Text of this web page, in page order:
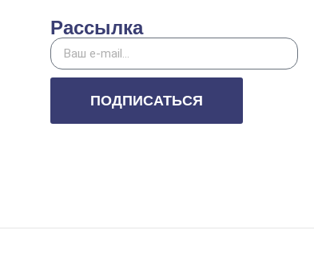
Рассылка
ПОДПИСАТЬСЯ